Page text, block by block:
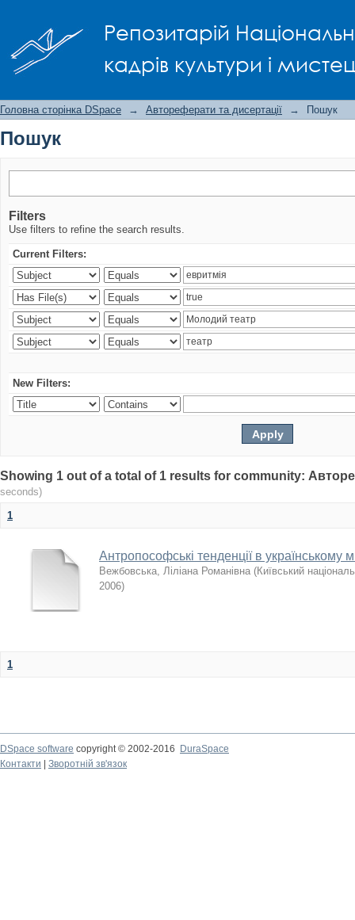
Репозитарій
кадрів культури і
Головна сторінка DSpace → Автореферати та дисертації → Пошук
Пошук
Filters
Use filters to refine the search results.
Current Filters:
New Filters:
Showing 1 out of a total of 1 results for community:
seconds)
1
Антропософські тенденції в українському
Вежбовська, Ліліана Романівна (Київський
2006)
1
DSpace software copyright © 2002-2016
DuraSpace
Контакти
Зворотній зв'язок